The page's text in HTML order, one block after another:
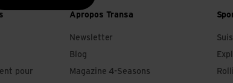
pour
Apropos Transa
Newsletter
Blog
Magazine 4-Seasons